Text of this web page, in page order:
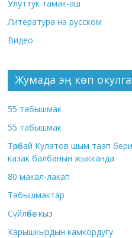
Улуттук тамак-аш
Литература на русском
Видео
Жумада эң көп
55 табышмак
55 табышмак
Төрөбай Кулатов шым таап
казак балбанын жыкканда
80 макал-лакап
Табышмактар
Сүйлөбөс кыз
Карышкырдын камкордугу